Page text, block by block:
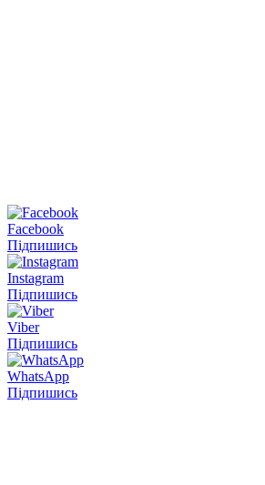
Facebook
Підпишись
Instagram
Підпишись
Viber
Підпишись
WhatsApp
Підпишись